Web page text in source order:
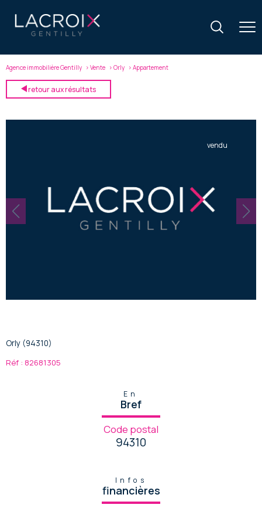
Agence immobilière Gentilly Vente Orly Appartement
retour aux résultats
vendu
Orly (94310)
Réf : 82681305
En
Bref
Code postal
94310
Infos
financières